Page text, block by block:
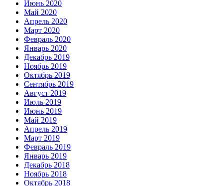
Июнь 2020
Май 2020
Апрель 2020
Март 2020
Февраль 2020
Январь 2020
Декабрь 2019
Ноябрь 2019
Октябрь 2019
Сентябрь 2019
Август 2019
Июль 2019
Июнь 2019
Май 2019
Апрель 2019
Март 2019
Февраль 2019
Январь 2019
Декабрь 2018
Ноябрь 2018
Октябрь 2018